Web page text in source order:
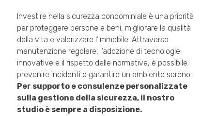
Investire nella sicurezza condominiale è una priorità
per proteggere persone e beni, migliorare la qualità
della vita e valorizzare l’immobile. Attraverso
manutenzione regolare, l’adozione di tecnologie
innovative e il rispetto delle normative, è possibile
prevenire incidenti e garantire un ambiente sereno.
Per supporto e consulenze personalizzate
sulla gestione della sicurezza, il nostro
studio è sempre a disposizione.